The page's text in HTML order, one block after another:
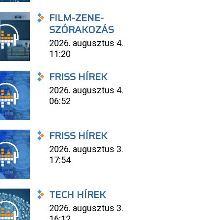
FILM-ZENE-
SZÓRAKOZÁS
2026. augusztus 4.
11:20
FRISS HÍREK
2026. augusztus 4.
06:52
FRISS HÍREK
2026. augusztus 3.
17:54
TECH HÍREK
2026. augusztus 3.